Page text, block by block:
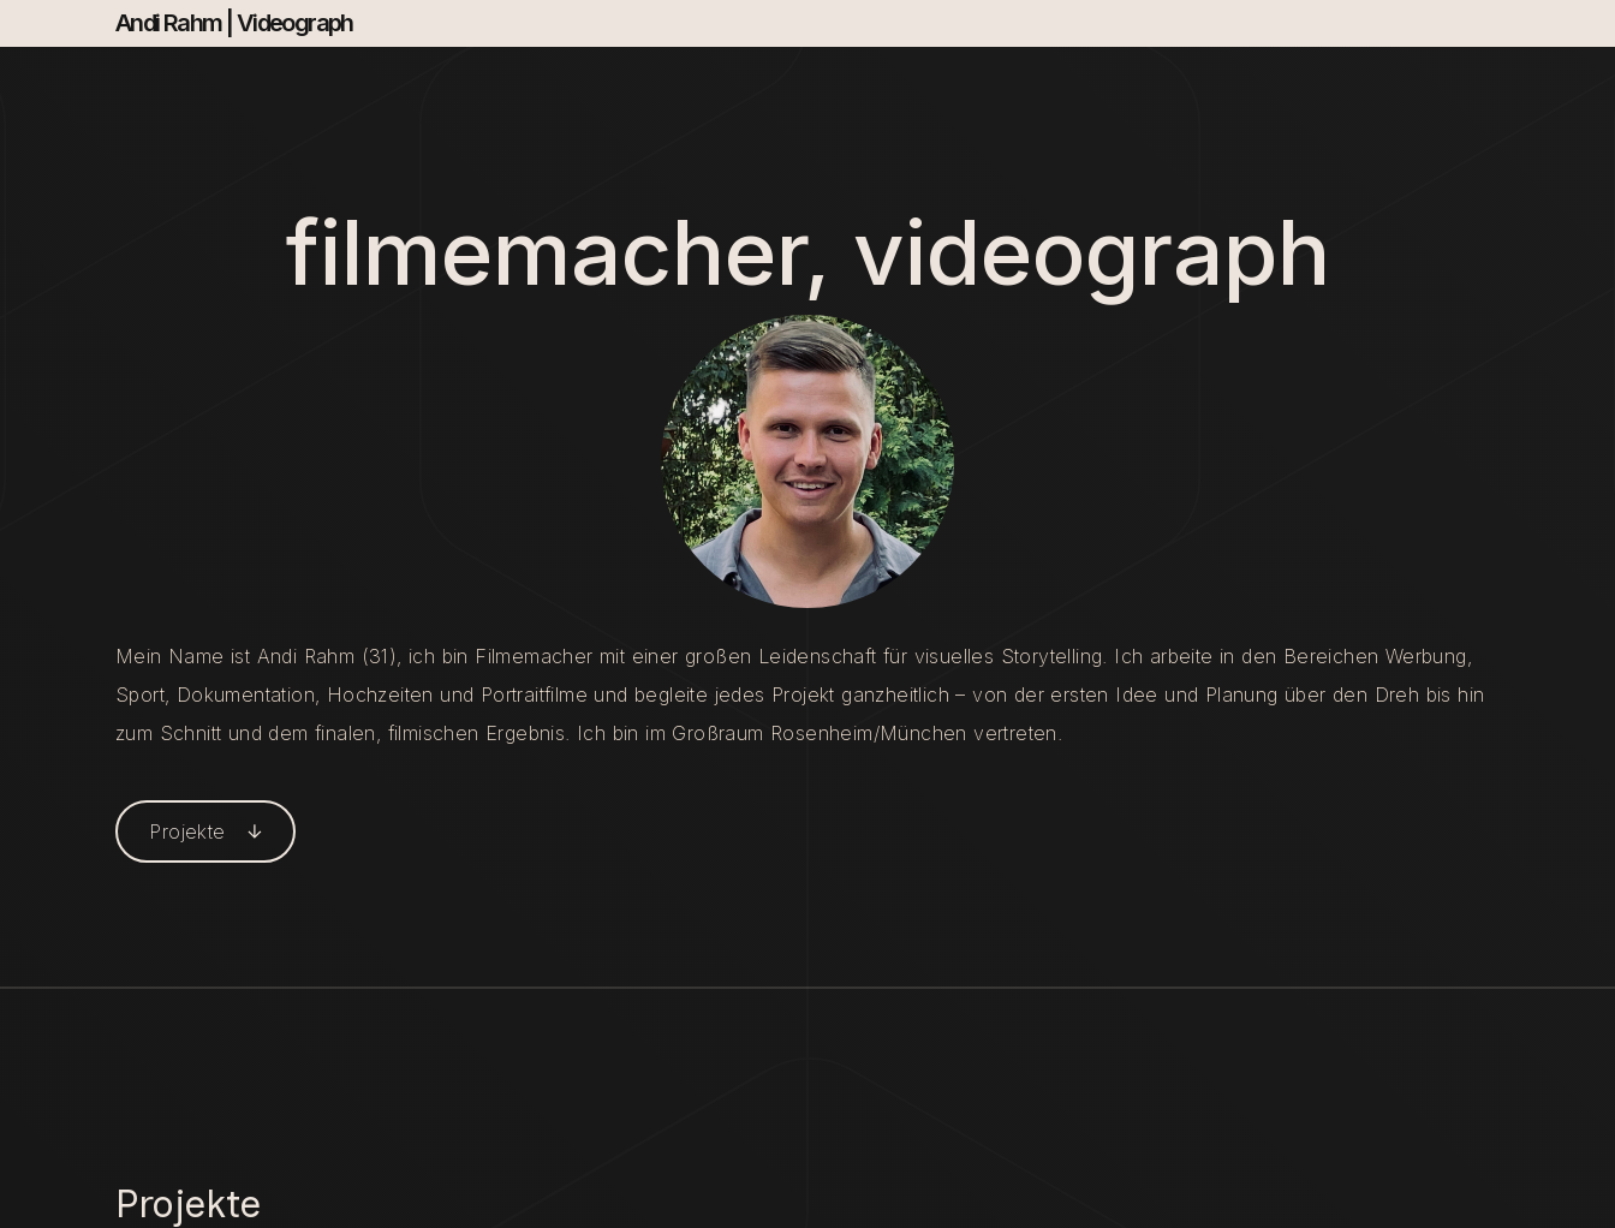
Andi Rahm | Videograph
filmemacher, videograph
Mein Name ist Andi Rahm (31), ich bin Filmemacher mit einer großen Leidenschaft für visuelles Storytelling. Ich arbeite in den Bereichen Werbung,
Sport, Dokumentation, Hochzeiten und Portraitfilme und begleite jedes Projekt ganzheitlich – von der ersten Idee und Planung über den Dreh bis hin
zum Schnitt und dem finalen, filmischen Ergebnis. Ich bin im Großraum Rosenheim/München vertreten.
Projekte
Projekte